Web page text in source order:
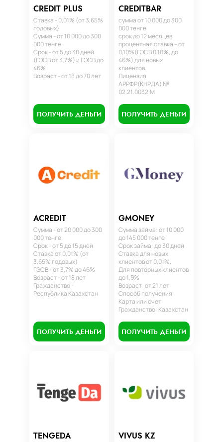
CREDIT PLUS
Ставка - 0,01% (от 3,65%
годовых)
Сумма - от 10 000 до 300
000 тенге
Срок - от 5 до 30 дней
(ГЭСВ от 3,7%) и ГЭСВ до
46%
Возраст - от 18 до 70 лет
ПОЛУЧИТЬ ДЕНЬГИ
CREDITBAR
сумма от 10 000 до 300
000 тенге
срок до 12 месяцев
процентная ставка – от
0,10%(ГЭСВ 0,10%, до
46%) для новых
клиентов.
Лицензия
АРРФР(ҚНРДА) №
02.21.0032.М
ПОЛУЧИТЬ ДЕНЬГИ
ACREDIT
Сумма - от 20 000 до 300
000 тенге
Срок - от 5 до 15 дней
Ставка от 0,01% (от
3,65% годовых)
ГЭСВ - от 3,7% до 46%
Возраст - от 18 лет
Гражданство -
Республика Казахстан
ПОЛУЧИТЬ ДЕНЬГИ
GMONEY
Сумма займа: от 10 000
до 145 000 тенге
Срок займа: до 30 дней
Ставка для новых
клиентов от 0,01%.
Для повторных клиентов
до 1,9%
Возраст: от 21 лет
Способ получения:
Карта или счет
Гражданство: Казахстан
ПОЛУЧИТЬ ДЕНЬГИ
TENGEDA VIVUS KZ